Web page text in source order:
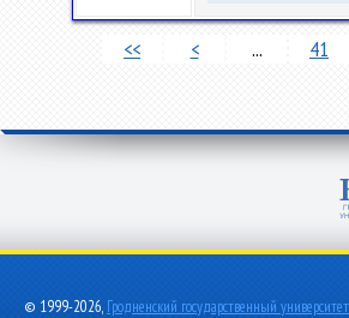
<< < ... 41
© 1999-2026, Гродненский государственный